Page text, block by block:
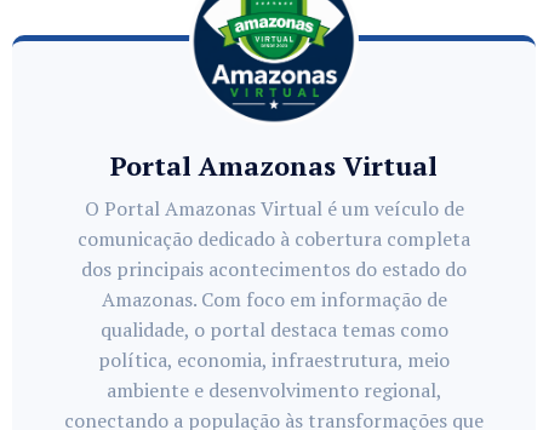
Portal Amazonas Virtual
O Portal Amazonas Virtual é um veículo de
comunicação dedicado à cobertura completa
dos principais acontecimentos do estado do
Amazonas. Com foco em informação de
qualidade, o portal destaca temas como
política, economia, infraestrutura, meio
ambiente e desenvolvimento regional,
conectando a população às transformações que